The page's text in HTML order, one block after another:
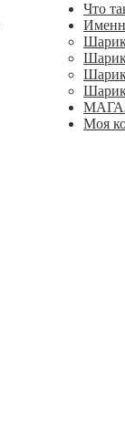
Что
Моя